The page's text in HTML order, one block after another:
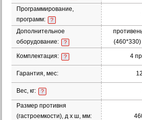
Программирование,
программ:
?
Дополнительное
оборудование:
?
Комплектация: ? 4
Гарантия, мес:
Вес, кг: ?
Размер противня
(гастроемкости), д х ш, мм: